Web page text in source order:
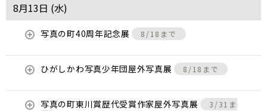
8月13日 (水)
写真の町40周年記念展 8/18まで
ひがしかわ写真少年団屋外写真展 8/18まで
写真の町東川賞歴代受賞作家屋外写真展
3/31ま